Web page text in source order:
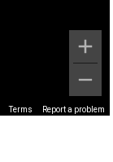
Terms Report a problem